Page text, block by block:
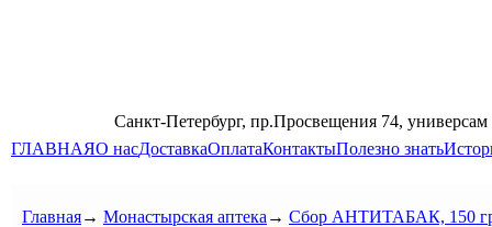
Санкт-Петербург, пр.Просвещения 74,
ГЛАВНАЯО насДоставкаОплатаКонтактыПолезно знать
Главная→ Монастырская аптека → Сбор АНТИТАБАК, 150